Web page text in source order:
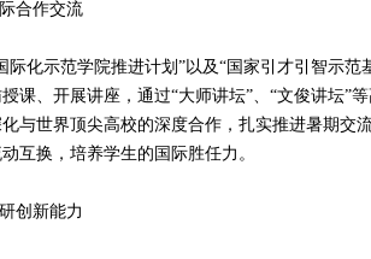
合作交流
化示范学院推进计划”以及“国家引才引智示范
课、开展讲座，通过“大师讲坛”、“文俊讲坛”
与世界顶尖高校的深度合作，扎实推进暑期交
互换，培养学生的国际胜任力。
创新能力